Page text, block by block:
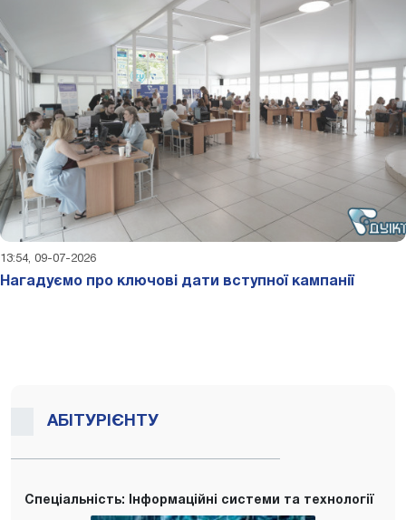
13:54, 09-07-2026
Нагадуємо про ключові дати вступної кампанії
АБІТУРІЄНТУ
Спеціальність: Інформаційні системи та технології